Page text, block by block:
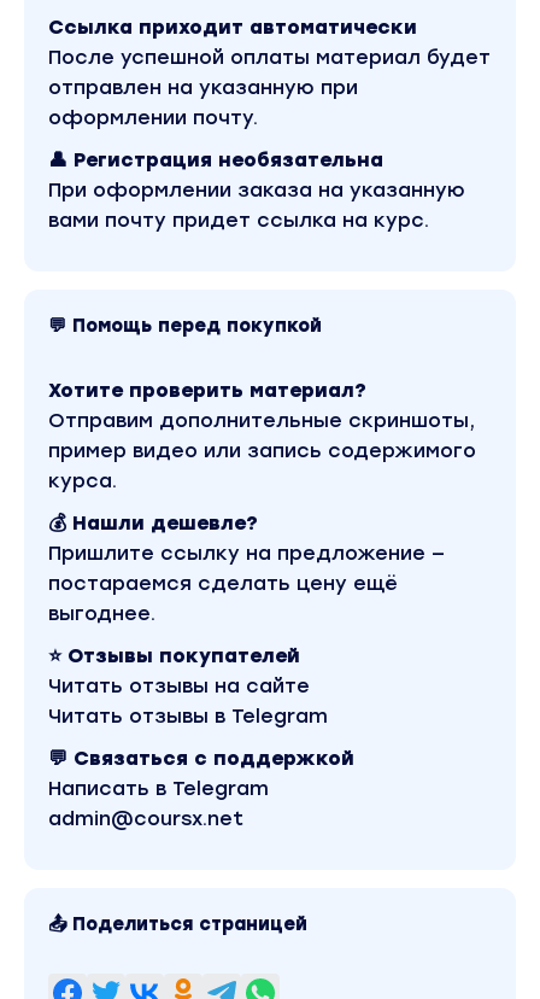
Ссылка приходит автоматически
После успешной оплаты материал будет
отправлен на указанную при
оформлении почту.
👤 Регистрация необязательна
При оформлении заказа на указанную
вами почту придет ссылка на курс.
💬 Помощь перед покупкой
Хотите проверить материал?
Отправим дополнительные скриншоты,
пример видео или запись содержимого
курса.
💰 Нашли дешевле?
Пришлите ссылку на предложение —
постараемся сделать цену ещё
выгоднее.
⭐ Отзывы покупателей
Читать отзывы на сайте
Читать отзывы в Telegram
💬 Связаться с поддержкой
Написать в Telegram
admin@coursx.net
📤 Поделиться страницей